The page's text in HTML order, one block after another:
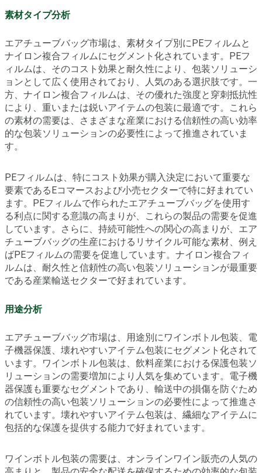
素材タイプ分析
エアチューブバッグ市場は、素材タイプ別にPEフィルムと
ナイロン複合フィルムにセグメント化されています。PEフ
ィルムは、そのコスト効果と耐久性により、包装ソリューシ
ョンとして広く使用されており、人気のある選択肢です。一
方、ナイロン複合フィルムは、その優れた強度と穿刺抵抗性
により、重いまたは鋭いアイテムの包装に最適です。これら
の素材の需要は、さまざまな産業における信頼性の高い効率
的な包装ソリューションの必要性によって推進されていま
す。
PEフィルムは、特にコスト効果が購入決定において重要な
要素であるEコマースおよび小売セクターで特に好まれてい
ます。PEフィルムで作られたエアチューブバッグを使用す
る利点に関する意識の高まりが、これらの製品の需要を促進
しています。さらに、持続可能性への関心の高まりが、エア
チューブバッグの生産におけるリサイクル可能な素材、例え
ばPEフィルムの需要を促進しています。ナイロン複合フィ
ルムは、耐久性と信頼性の高い包装ソリューションが最重要
である産業輸送セクターで好まれています。
用途分析
エアチューブバッグ市場は、用途別にワインボトル包装、電
子機器保護、壊れやすいアイテム包装にセグメント化されて
います。ワインボトル包装は、飲料産業における保護包装ソ
リューションの需要増加により人気を集めています。電子機
器保護も重要なセグメントであり、輸送中の損傷を防ぐため
の信頼性の高い包装ソリューションの必要性によって推進さ
れています。壊れやすいアイテム包装は、繊細なアイテムに
包括的な保護を提供する能力で好まれています。
ワインボトル包装の需要は、オンラインワイン販売の人気の